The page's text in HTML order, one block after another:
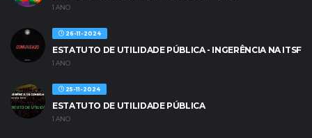
1 ANO
26-11-2024
ESTATUTO DE UTILIDADE PÚBLICA - INGERÊNCIA NA ITSF
1 ANO
25-11-2024
ESTATUTO DE UTILIDADE PÚBLICA
1 ANO